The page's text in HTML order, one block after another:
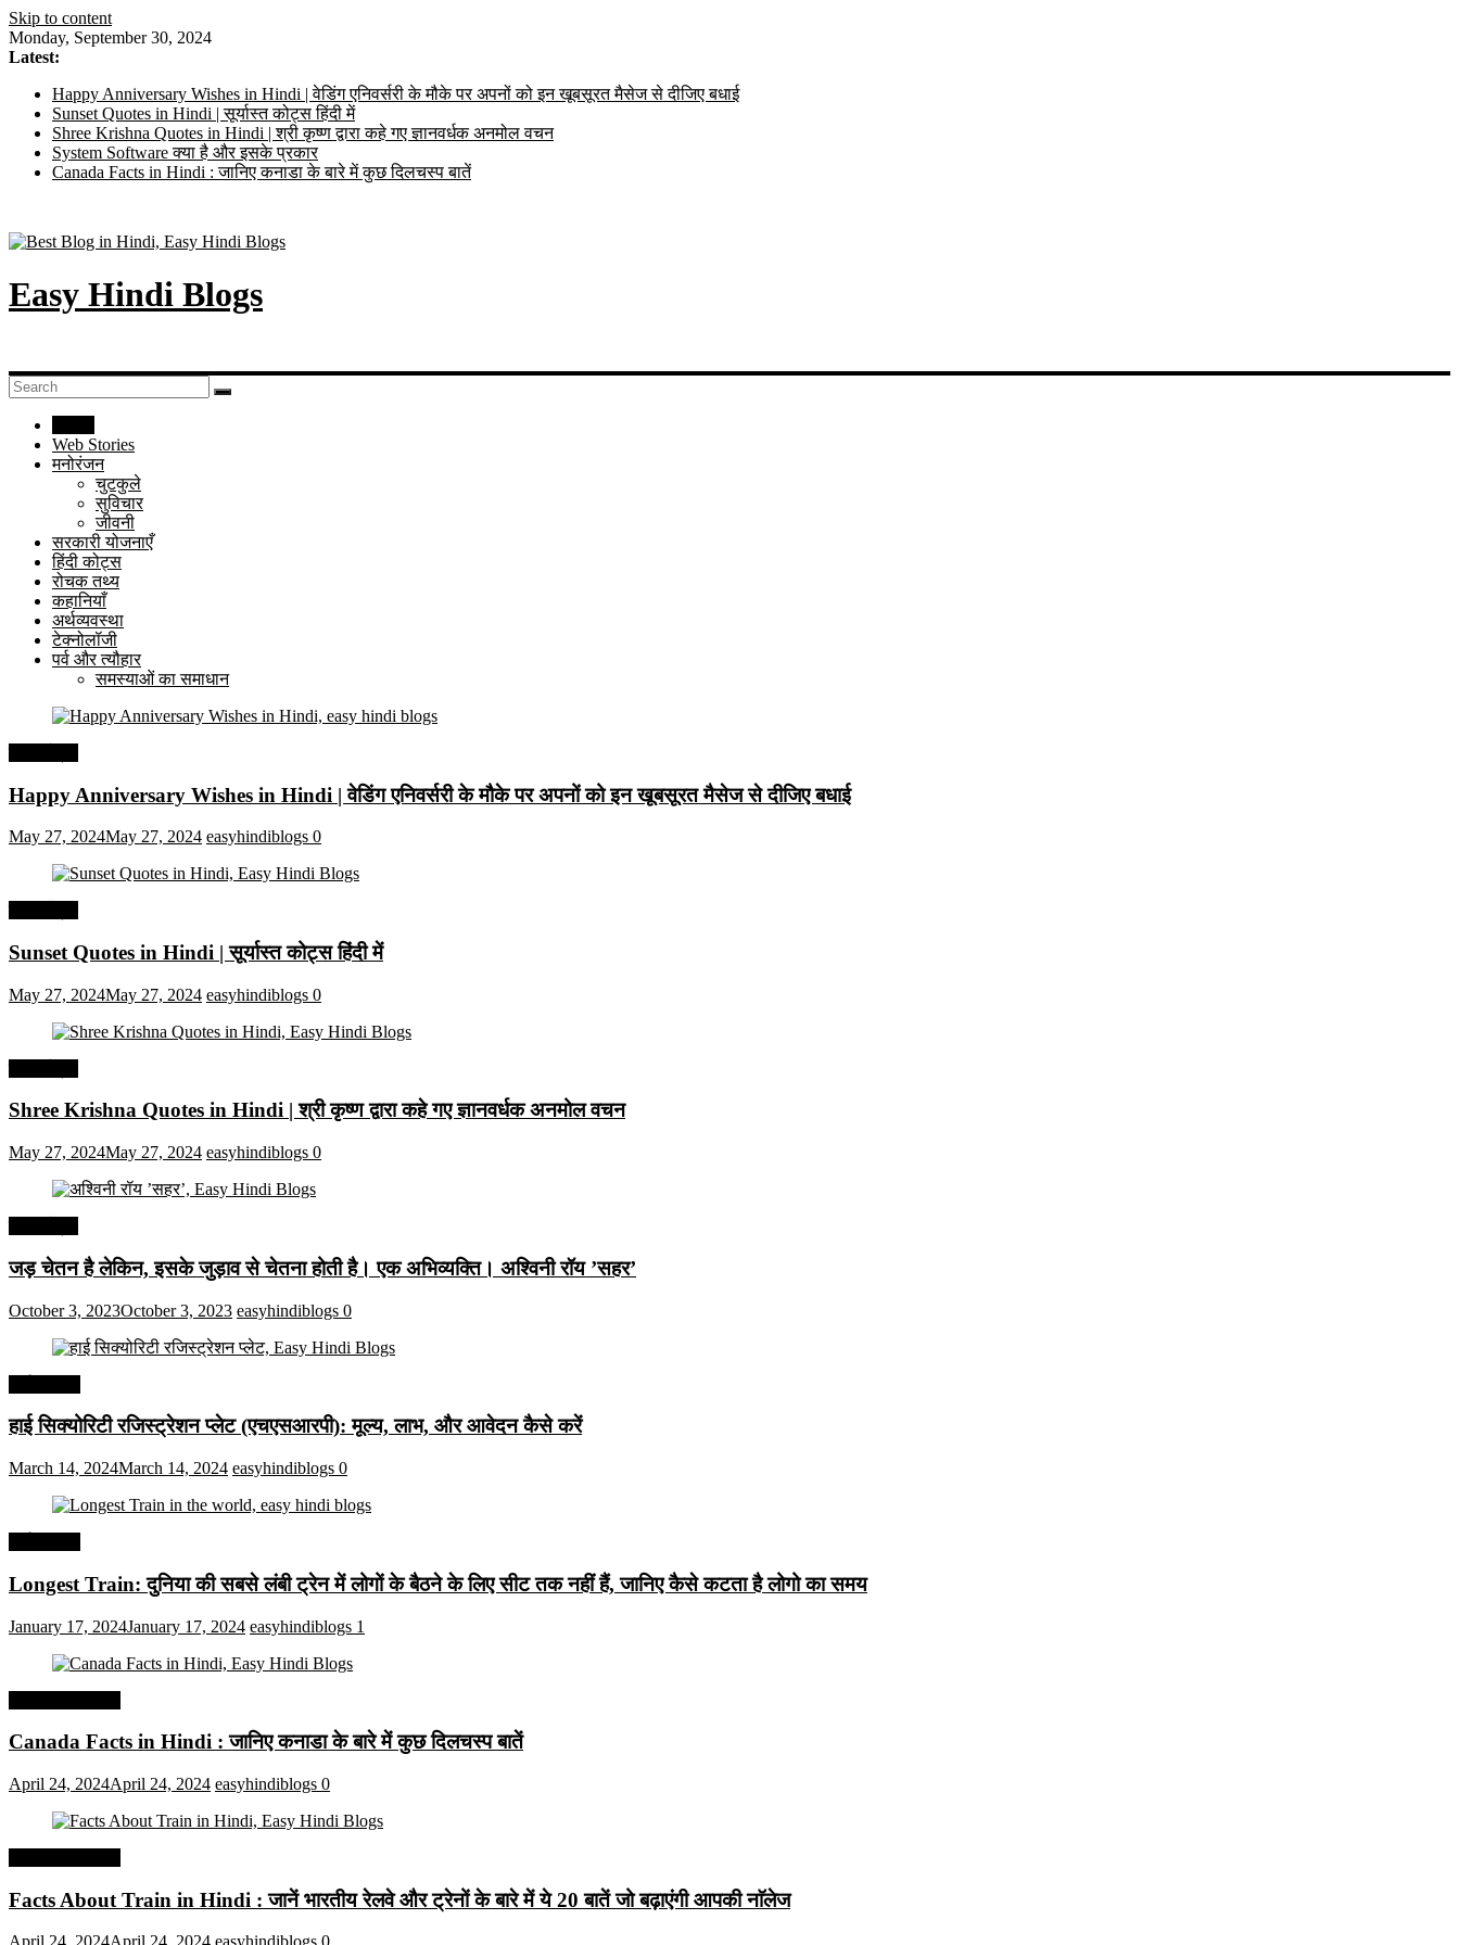
Skip to content
Monday, September 30, 2024
Latest:
Happy Anniversary Wishes in Hindi | वेडिंग एनिवर्सरी के मौके पर अपनों को इन खूबसूरत मैसेज से दीजिए बधाई
Sunset Quotes in Hindi | सूर्यास्त कोट्स हिंदी में
Shree Krishna Quotes in Hindi | श्री कृष्ण द्वारा कहे गए ज्ञानवर्धक अनमोल वचन
System Software क्या है और इसके प्रकार
Canada Facts in Hindi : जानिए कनाडा के बारे में कुछ दिलचस्प बातें
Easy Hindi Blogs
Web Stories
मनोरंजन
चुटकुले
सुविचार
जीवनी
सरकारी योजनाएँ
हिंदी कोट्स
रोचक तथ्य
कहानियाँ
अर्थव्यवस्था
टेक्नोलॉजी
पर्व और त्यौहार
समस्याओं का समाधान
Happy Anniversary Wishes in Hindi | वेडिंग एनिवर्सरी के मौके पर अपनों को इन खूबसूरत मैसेज से दीजिए बधाई
May 27, 2024May 27, 2024 easyhindiblogs 0
Sunset Quotes in Hindi | सूर्यास्त कोट्स हिंदी में
May 27, 2024May 27, 2024 easyhindiblogs 0
Shree Krishna Quotes in Hindi | श्री कृष्ण द्वारा कहे गए ज्ञानवर्धक अनमोल वचन
May 27, 2024May 27, 2024 easyhindiblogs 0
जड़ चेतन है लेकिन, इसके जुड़ाव से चेतना होती है। एक अभिव्यक्ति। अश्विनी रॉय ’सहर’
October 3, 2023October 3, 2023 easyhindiblogs 0
हाई सिक्योरिटी रजिस्ट्रेशन प्लेट (एचएसआरपी): मूल्य, लाभ, और आवेदन कैसे करें
March 14, 2024March 14, 2024 easyhindiblogs 0
Longest Train: दुनिया की सबसे लंबी ट्रेन में लोगों के बैठने के लिए सीट तक ​​नहीं हैं, जानिए कैसे कटता है लोगो का समय
January 17, 2024January 17, 2024 easyhindiblogs 1
Canada Facts in Hindi : जानिए कनाडा के बारे में कुछ दिलचस्प बातें
April 24, 2024April 24, 2024 easyhindiblogs 0
Facts About Train in Hindi : जानें भारतीय रेलवे और ट्रेनों के बारे में ये 20 बातें जो बढ़ाएंगी आपकी नाॅलेज